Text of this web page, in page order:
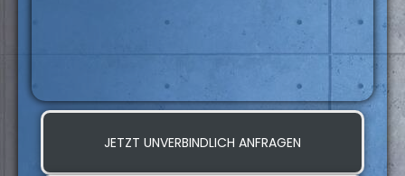
JETZT UNVERBINDLICH ANFRAGEN